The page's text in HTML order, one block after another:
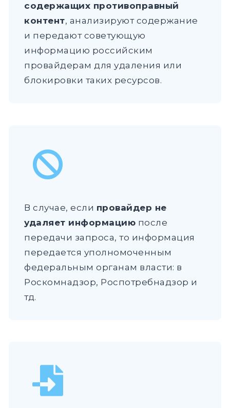
содержащих противоправный
контент, анализируют содержание
и передают советующую
информацию российским
провайдерам для удаления или
блокировки таких ресурсов.
В случае, если провайдер не
удаляет информацию после
передачи запроса, то информация
передается уполномоченным
федеральным органам власти: в
Роскомнадзор, Роспотребнадзор и
тд.